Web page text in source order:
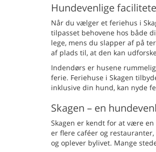
Hundevenlige
Når du vælger et feriehus i
tilpasset behovene hos både
lege, mens du slapper af på
af plads til, at den kan
Indendørs er husene
ferie. Feriehuse i Skagen
inklusive din hund, kan nyde
Skagen – en
Skagen er kendt for at være
er flere caféer og
og oplever bylivet. Mange